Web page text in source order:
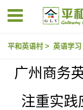
平和英语村 > 英语学习
广州商务
注重实践